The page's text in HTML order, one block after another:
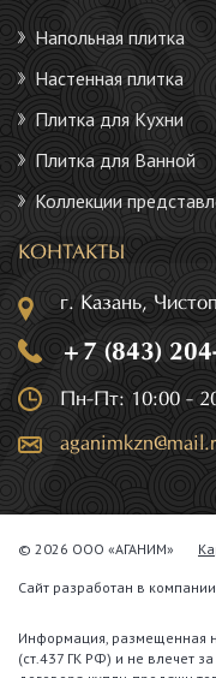
Напольная плитка
Настенная плитка
Плитка для Кухни
Плитка для Ванной
Коллекции
КОНТАКТЫ
г. Казань,
+7 (843)
Пн-Пт: 10:00 -
© 2026 ООО «АГАНИМ»
Сайт разработан в компании
Информация, размещенная
(ст.437 ГК РФ) и не влечет